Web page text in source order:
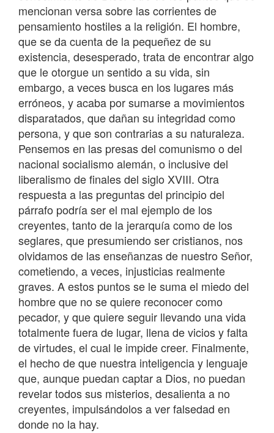
mencionan versa sobre las corrientes de
pensamiento hostiles a la religión. El hombre,
que se da cuenta de la pequeñez de su
existencia, desesperado, trata de encontrar algo
que le otorgue un sentido a su vida, sin
embargo, a veces busca en los lugares más
erróneos, y acaba por sumarse a movimientos
disparatados, que dañan su integridad como
persona, y que son contrarias a su naturaleza.
Pensemos en las presas del comunismo o del
nacional socialismo alemán, o inclusive del
liberalismo de finales del siglo XVIII. Otra
respuesta a las preguntas del principio del
párrafo podría ser el mal ejemplo de los
creyentes, tanto de la jerarquía como de los
seglares, que presumiendo ser cristianos, nos
olvidamos de las enseñanzas de nuestro Señor,
cometiendo, a veces, injusticias realmente
graves. A estos puntos se le suma el miedo del
hombre que no se quiere reconocer como
pecador, y que quiere seguir llevando una vida
totalmente fuera de lugar, llena de vicios y falta
de virtudes, el cual le impide creer. Finalmente,
el hecho de que nuestra inteligencia y lenguaje
que, aunque puedan captar a Dios, no puedan
revelar todos sus misterios, desalienta a no
creyentes, impulsándolos a ver falsedad en
donde no la hay.